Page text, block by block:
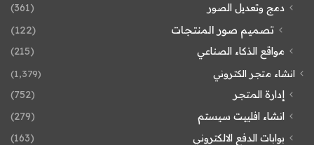
دمج وتعديل الصور
(361)
تصميم صور المنتجات (122)
مواقع الذكاء الصناعي (215)
انشاء متجر الكتروني (1٬379)
إدارة المتجر
(752)
انشاء افلييت سيستم
(279)
بوابات الدفع الالكتروني
(163)